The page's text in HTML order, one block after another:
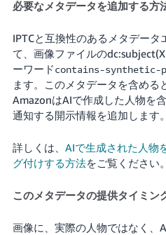
必要なメタデータを追加する方
IPTCと互換性のあるメタデータ
て、画像ファイルの
ーワードcontains-synthetic-
ます。このメタデータを含める
AmazonはAIで作成した人物を
通知する開示情報を追加します。
詳しくは、 AIで生成された人物
グ付けする方法をご覧ください。
このメタデータの提供タイミン
画像に、実際の人物ではなく、